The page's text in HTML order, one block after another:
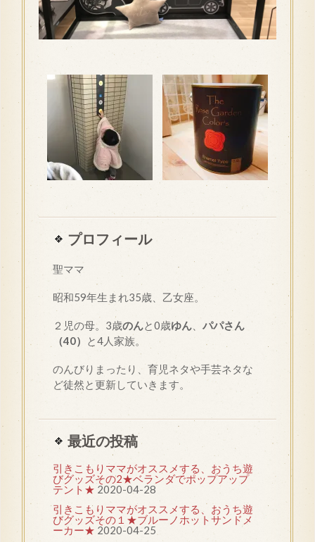
プロフィール
聖ママ
昭和59年生まれ35歳、乙女座。
２児の母。3歳のんと0歳ゆん
パパさん
（40）
と4人家族。
のんびりまったり、育児ネタや手芸ネタな
ど徒然と更新していきます。
最近の投稿
引きこもりママがオススメする、おうち遊
びグッズその2★ベランダでポップアップ
テント★ 2020-04-28
引きこもりママがオススメする、おうち遊
びグッズその１★ブルーノホットサンドメ
ーカー★ 2020-04-25